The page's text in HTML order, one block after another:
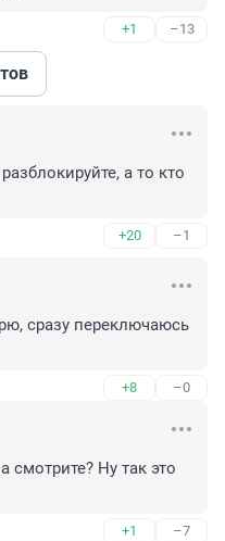
+1 –13
а то кто
+20 –1
сразу переключаюсь
+8 –0
смотрите? Ну так это
+1 –7